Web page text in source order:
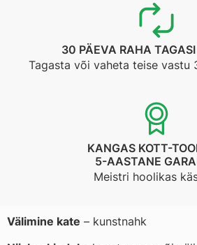
30 PÄEVA RAHA
Tagasta või vaheta teise vastu
KANGAS KOTT-
5-AASTANE
Meistri hoolikas
Välimine kate – kunstnahk